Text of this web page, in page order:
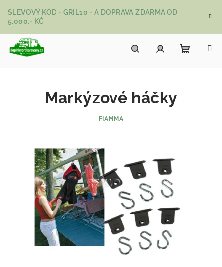
SLEVOVÝ KÓD - GRIL10 - A DOPRAVA ZDARMA OD
5.000,- KČ
Markýzové háčky
FIAMMA